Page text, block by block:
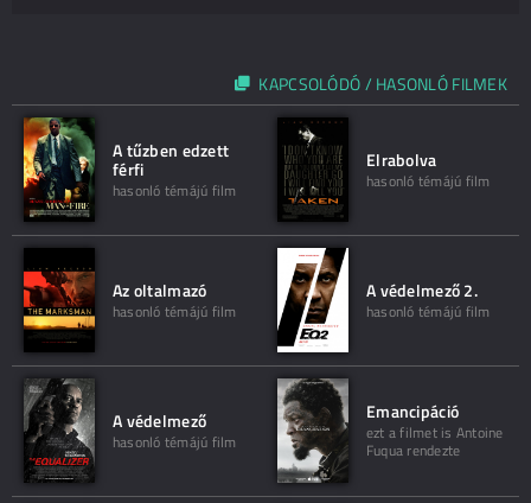
KAPCSOLÓDÓ / HASONLÓ FILMEK
A tűzben edzett
férfi
hasonló témájú film
Elrabolva
hasonló témájú film
Az oltalmazó
hasonló témájú film
A védelmező 2.
hasonló témájú film
A védelmező
hasonló témájú film
Emancipáció
ezt a filmet is Antoine
Fuqua rendezte